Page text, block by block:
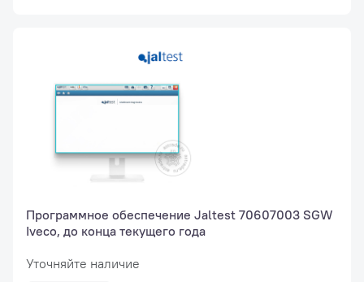
Программное обеспечение Jaltest 70607003 SGW
Iveco, до конца текущего года
Уточняйте наличие